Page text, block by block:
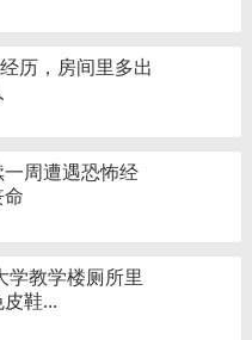
历，房间里多出
周遭遇恐怖经
学教学楼厕所里
鞋...